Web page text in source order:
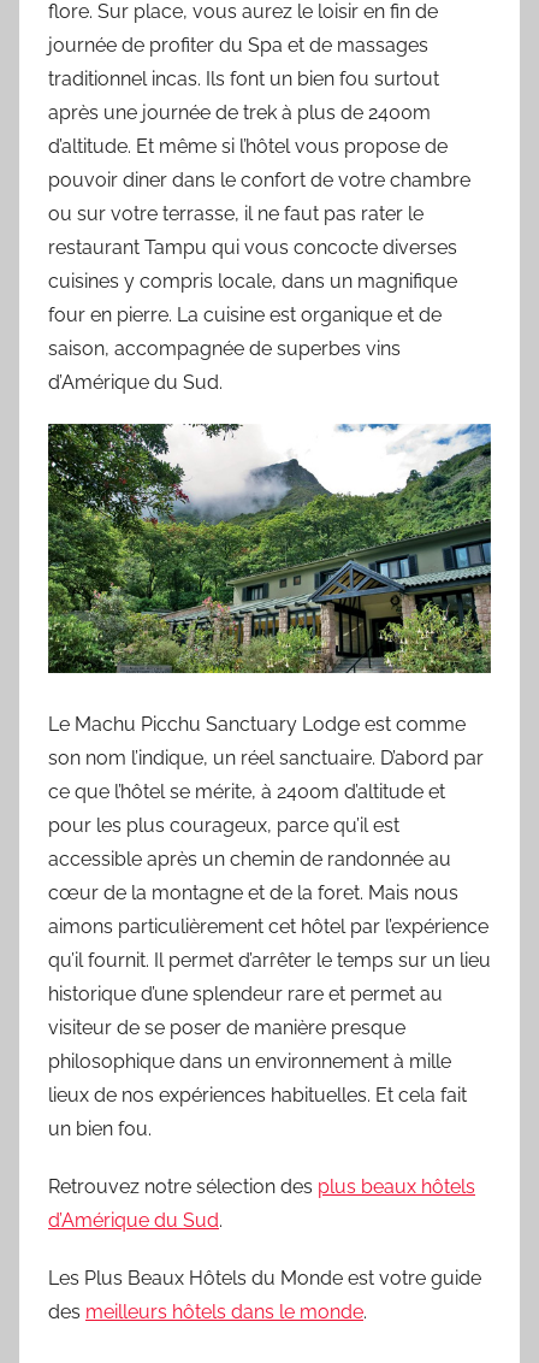
flore. Sur place, vous aurez le loisir en fin de
journée de profiter du Spa et de massages
traditionnel incas. Ils font un bien fou surtout
après une journée de trek à plus de 2400m
d’altitude. Et même si l’hôtel vous propose de
pouvoir diner dans le confort de votre chambre
ou sur votre terrasse, il ne faut pas rater le
restaurant Tampu qui vous concocte diverses
cuisines y compris locale, dans un magnifique
four en pierre. La cuisine est organique et de
saison, accompagnée de superbes vins
d’Amérique du Sud.
Le Machu Picchu Sanctuary Lodge est comme
son nom l’indique, un réel sanctuaire. D’abord par
ce que l’hôtel se mérite, à 2400m d’altitude et
pour les plus courageux, parce qu’il est
accessible après un chemin de randonnée au
cœur de la montagne et de la foret. Mais nous
aimons particulièrement cet hôtel par l’expérience
qu’il fournit. Il permet d’arrêter le temps sur un lieu
historique d’une splendeur rare et permet au
visiteur de se poser de manière presque
philosophique dans un environnement à mille
lieux de nos expériences habituelles. Et cela fait
un bien fou.
Retrouvez notre sélection des plus beaux hôtels
d’Amérique du Sud.
Les Plus Beaux Hôtels du Monde est votre guide
des meilleurs hôtels dans le monde.